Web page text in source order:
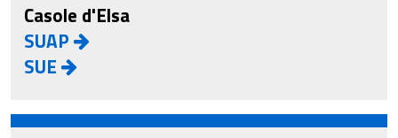
Casole d'Elsa
SUAP
SUE